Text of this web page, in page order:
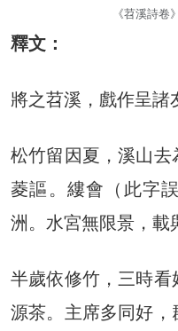
《苕溪詩卷
釋文：
將之苕溪，戲作呈諸
松竹留因夏，溪山
菱謳。縷會（此字
洲。水宮無限景，載
半歲依修竹，三時
源茶。主席多同好，